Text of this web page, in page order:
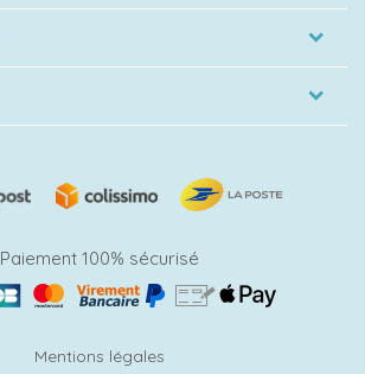
Paiement 100% sécurisé
Mentions légales